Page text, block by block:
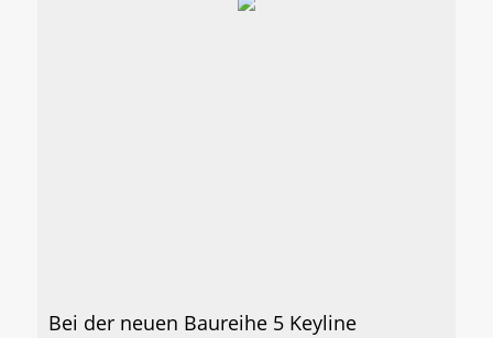
Bei der neuen Baureihe 5 Keyline